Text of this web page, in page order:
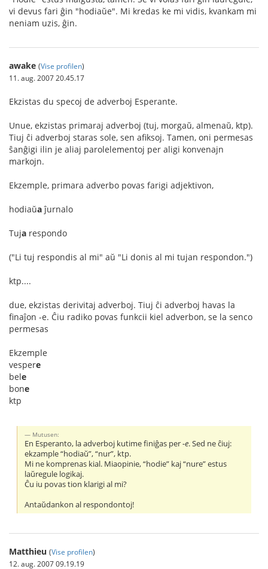
vi devus fari ĝin "hodiaŭe". Mi kredas ke mi vidis, kvankam mi
neniam uzis, ĝin.
awake (Vise profilen)
11. aug. 2007 20.45.17
Ekzistas du specoj de adverboj Esperante.
Unue, ekzistas primaraj adverboj (tuj, morgaŭ, almenaŭ, ktp).
Tiuj ĉi adverboj staras sole, sen afiksoj. Tamen, oni permesas
ŝanĝigi ilin je aliaj parolelementoj per aligi konvenajn
markojn.
Ekzemple, primara adverbo povas farigi adjektivon,
hodiaŭaĵurnalo
Tuja respondo
("Li tuj respondis al mi" aŭ "Li donis al mi tujan respondon.")
ktp....
due, ekzistas derivitaj adverboj. Tiuj ĉi adverboj havas la
finaĵon -e. Ĉiu radiko povas funkcii kiel adverbon, se la senco
permesas
Ekzemple
vespere
bele
bone
ktp
Mutusen:
En Esperanto, la adverboj kutime finiĝas per-e. Sed ne ĉiuj:
ekzample “hodiaŭ”, “nur”, ktp.
Mi ne komprenas kial. Miaopinie, “hodie” kaj “nure” estus
laŭregule logikaj.
Ĉu iu povas tion klarigi al mi?
Antaŭdankon al respondontoj!
Matthieu (Vise profilen)
12. aug. 2007 09.19.19